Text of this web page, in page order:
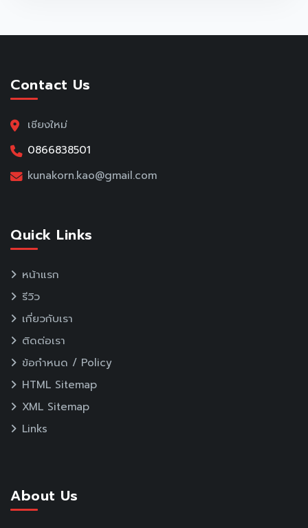
Contact Us
เชียงใหม่
0866838501
kunakorn.kao@gmail.com
Quick Links
หน้าแรก
รีวิว
เกี่ยวกับเรา
ติดต่อเรา
ข้อกำหนด / Policy
HTML Sitemap
XML Sitemap
Links
About Us